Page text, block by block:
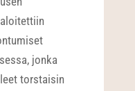
jonka
torstaisin